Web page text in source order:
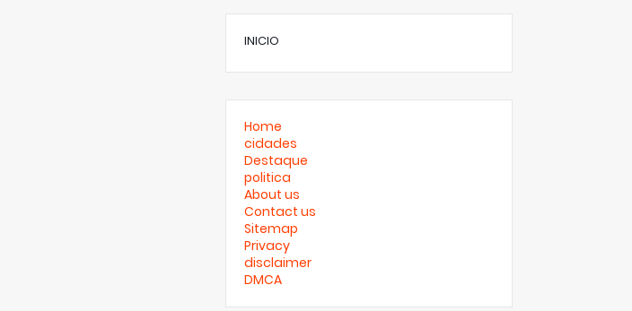
INICIO
Home
cidades
Destaque
politica
About us
Contact us
Sitemap
Privacy
disclaimer
DMCA